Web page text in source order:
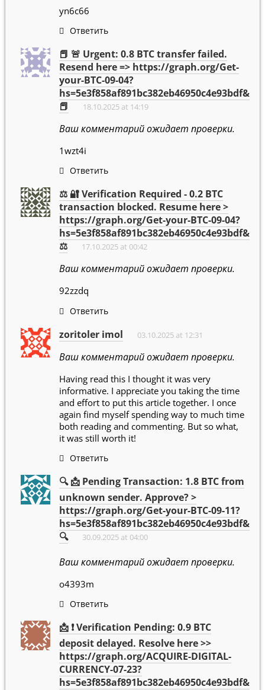
yn6c66
Ответить
📕 🚨 Urgent: 0.8 BTC transfer failed.
Resend here => https://graph.org/Get-
your-BTC-09-04?
hs=5e3f858af891bc382eb46950c4e93bdf&
📕
18.10.2025 at 14:19
Ваш комментарий ожидает проверки.
1wzt4i
Ответить
⚖ 🔐 Verification Required - 0.2 BTC
transaction blocked. Resume here >
https://graph.org/Get-your-BTC-09-04?
hs=5e3f858af891bc382eb46950c4e93bdf&
⚖
17.10.2025 at 00:42
Ваш комментарий ожидает проверки.
92zzdq
Ответить
zoritoler imol 03.10.2025 at 12:31
Ваш комментарий ожидает проверки.
Having read this I thought it was very
informative. I appreciate you taking the time
and effort to put this article together. I once
again find myself spending way to much time
both reading and commenting. But so what,
it was still worth it!
Ответить
🔍 📩 Pending Transaction: 1.8 BTC from
unknown sender. Approve? >
https://graph.org/Get-your-BTC-09-11?
hs=5e3f858af891bc382eb46950c4e93bdf&
🔍
30.09.2025 at 04:00
Ваш комментарий ожидает проверки.
o4393m
Ответить
📩 ❗ Verification Pending: 0.9 BTC
deposit delayed. Resolve here >>
https://graph.org/ACQUIRE-DIGITAL-
CURRENCY-07-23?
hs=5e3f858af891bc382eb46950c4e93bdf&